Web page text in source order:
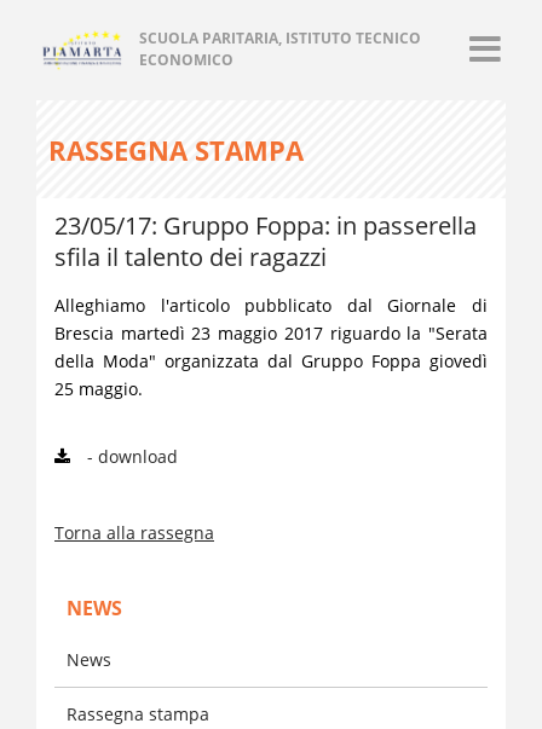
SCUOLA PARITARIA, ISTITUTO TECNICO
ECONOMICO
RASSEGNA STAMPA
23/05/17: Gruppo Foppa: in passerella
sfila il talento dei ragazzi
Alleghiamo l'articolo pubblicato dal Giornale di
Brescia martedì 23 maggio 2017 riguardo la "Serata
della Moda" organizzata dal Gruppo Foppa giovedì
25 maggio.
- download
Torna alla rassegna
NEWS
News
Rassegna stampa